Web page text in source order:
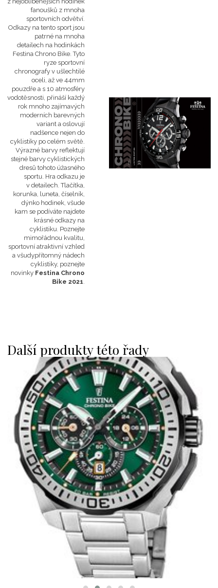
fanoušků z mnoha
sportovních odvětví.
Odkazy na tento sport jsou
patrné na mnoha
detailech na hodinkách
Festina Chrono Bike. Tyto
ryze sportovní
chronografy v ušlechtilé
oceli, až ve 44mm
pouzdře a s 10 atmosféry
vodotěsnosti, přináší každý
rok mnoho zajímavých
moderních barevných
variant a oslovují
nadšence nejen do
cyklistiky po celém světě.
Výrazné barvy reflektují
stejné barvy cyklistických
dresů tohoto úžasného
sportu. Hra odkazu je
v detailech. Tlačítka,
korunka, luneta, číselník,
dýnko hodinek, všude
kam se podíváte najdete
krásné odkazy na
cyklistiku. Poznejte
mimořádnou kvalitu,
sportovní atraktivní vzhled
a všudypřítomný nádech
cyklistiky, poznejte
novinky Festina Chrono
Bike 2021
Další produkty této řady
FESTINA 20724/3
CHRONO BIKE
5 890 Kč
SKLADEM